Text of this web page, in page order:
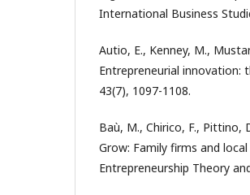
International Business
Autio, E., Kenney, M.,
Entrepreneurial innovation:
43(7), 1097-1108.
Baù, M., Chirico, F., Pittino,
Grow: Family firms and
Entrepreneurship Theory